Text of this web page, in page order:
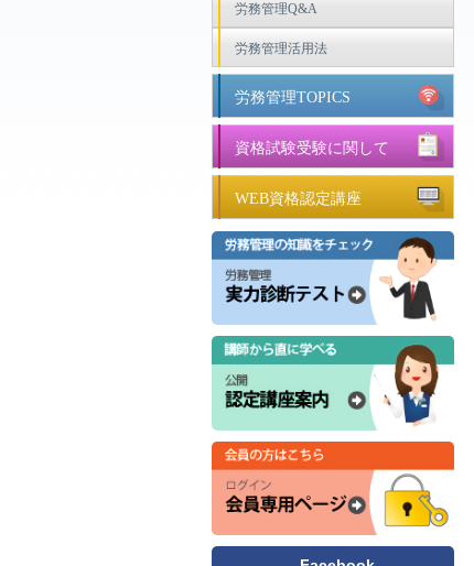
労務管理Q&A
労務管理活用法
労務管理TOPICS
資格試験受験に関して
WEB資格認定講座